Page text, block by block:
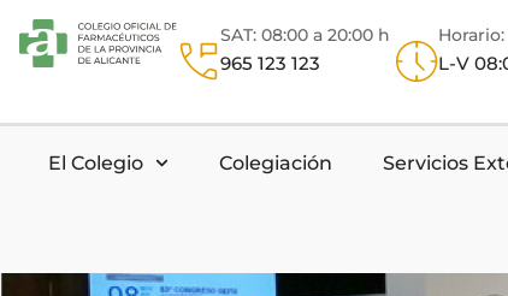
SAT: 08:00 a 20:00 h
965 123 123
Horario:
L-V
El Colegio Colegiación Servicios